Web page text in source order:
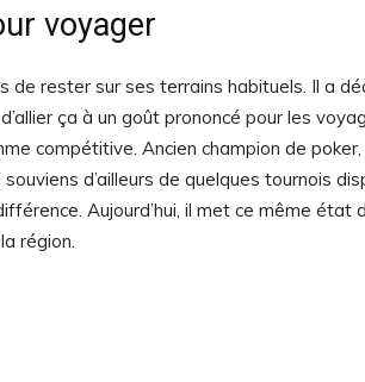
voyager
de rester sur ses terrains habituels. Il a
ça à un goût prononcé pour les
compétitive. Ancien champion de poker,
souviens d’ailleurs de quelques tournois
Aujourd’hui, il met ce même état
région.